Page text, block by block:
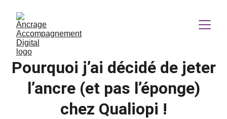
Pourquoi j’ai décidé de jeter
l’ancre (et pas l’éponge)
chez Qualiopi !